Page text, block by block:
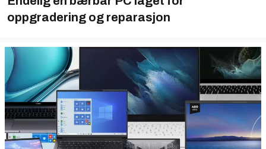
oppgradering og reparasjon